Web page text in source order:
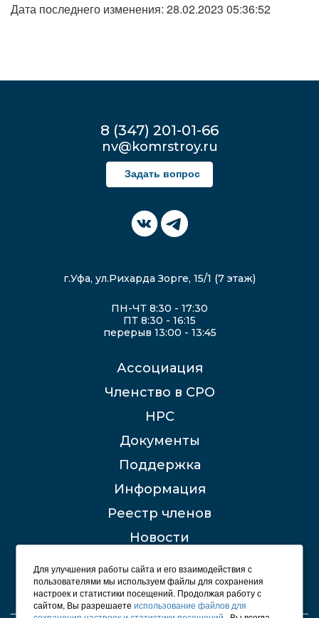
Дата последнего изменения: 28.02.2023 05:36:52
8 (347) 201-01-66
nv@komrstroy.ru
Задать вопрос
г.Уфа, ул.Рихарда Зорге, 15/1 (7 этаж)
ПН-ЧТ 8:30 - 17:30
ПТ 8:30 - 16:15
перерыв 13:00 - 13:45
Ассоциация
Членство в СРО
НРС
Документы
Поддержка
Информация
Реестр членов
Новости
Контакты
Для улучшения работы сайта и его взаимодействия с
пользователями мы используем файлы для сохранения
настроек и статистики посещений. Продолжая работу с
сайтом, Вы разрешаетеиспользование файлов для